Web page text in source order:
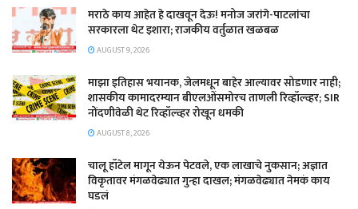
मराठे काय आहेत हे दाखवून देऊ! मनोज जरांगे-पाटलांचा
सरकारला थेट इशारा; राजकीय वर्तुळात खळबळ
AUGUST 9, 2026
माझा इतिहास भयानक, जेलमधून बाहेर आल्यावर सोडणार नाही;
शासकीय कामादरम्यान बीएलओंसमोरच ताणली रिव्हॉल्व्हर; SIR
नोंदणीवेळी थेट रिव्हॉल्व्हर रोखून धमकी
AUGUST 8, 2026
चालू हॉटेल मागून येऊन पेटवले, एक लाखाचे नुकसान; अज्ञात
विकृतावर मंगळवेढ्यात गुन्हा दाखल; मंगळवेढ्यात नेमकं काय
घडलं